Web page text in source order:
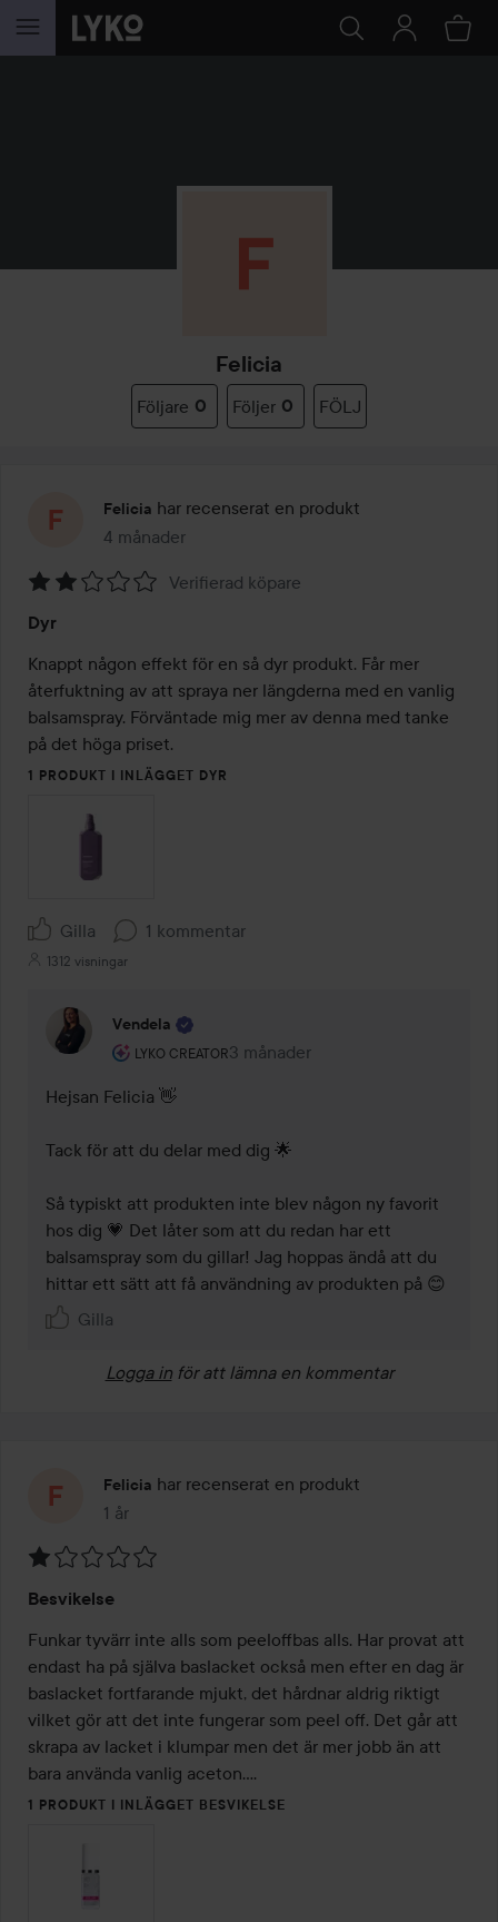
HOPPA TILL INNEHÅLLET
Felicia
Följare 0 Följer 0 FÖLJ
Felicia har recenserat en produkt
4 månader
Inlägget skapades 4 månader
2
av
5
Verifierad köpare
Dyr
Knappt någon effekt för en så dyr produkt. Får mer
återfuktning av att spraya ner längderna med en vanlig
balsamspray. Förväntade mig mer av denna med tanke
på det höga priset.
1 PRODUKT I INLÄGGET DYR
Gilla 1 kommentar
1312 visningar
Vendela
LYKO CREATOR
Användarens roll: Lyko Creator.
3 månader
Kommentaren lades 3 månader
Hejsan Felicia 👋
Tack för att du delar med dig 🌟
Så typiskt att produkten inte blev någon ny favorit
hos dig 💗 Det låter som att du redan har ett
balsamspray som du gillar! Jag hoppas ändå att du
hittar ett sätt att få användning av produkten på 😊
Gilla
Logga in för att lämna en kommentar
Felicia har recenserat en produkt
1 år
Inlägget skapades 1 år
1
av
5
Besvikelse
Funkar tyvärr inte alls som peeloffbas alls. Har provat att
endast ha på själva baslacket också men efter en dag är
baslacket fortfarande mjukt, det hårdnar aldrig riktigt
vilket gör att det inte fungerar som peel off. Det går att
skrapa av lacket i klumpar men det är mer jobb än att
bara använda vanlig aceton....
1 PRODUKT I INLÄGGET BESVIKELSE